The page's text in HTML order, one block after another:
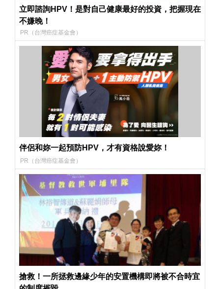
立即諮詢HPV！是對自己健康最好的投資，把握現在
不嫌晚！
PR（台灣癌症基金會）
伴侶和妳一起預防HPV，才有資格說愛妳！
PR（台灣癌症基金會）
搶救！一所拯救邊緣少年的安置機構即將被不合時宜